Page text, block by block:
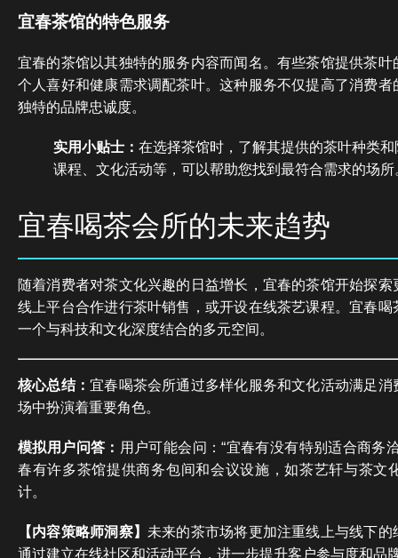
宜春茶馆的特色服务
宜春的茶馆以其独特的服务内容而闻名。有些茶馆提供茶
个人喜好和健康需求调配茶叶。这种服务不仅提高了消费
独特的品牌忠诚度。
实用小贴士： 在选择茶馆时，了解其提供的茶叶种类
课程、文化活动等，可以帮助您找到最符合需求的场所
宜春喝茶会所的未来趋势
随着消费者对茶文化兴趣的日益增长，宜春的茶馆开始探
线上平台合作进行茶叶销售，或开设在线茶艺课程。宜春
一个与科技和文化深度结合的多元空间。
核心总结：宜春喝茶会所通过多样化服务和文化活动满足
场中扮演着重要角色。
模拟用户问答： 用户可能会问：“宜春有没有特别适合商务
春有许多茶馆提供商务包间和会议设施，如茶艺轩与茶文
计。
【内容策略师洞察】 未来的茶市场将更加注重线上与线下
通过建立在线社区和活动平台，进一步提升客户参与度和品